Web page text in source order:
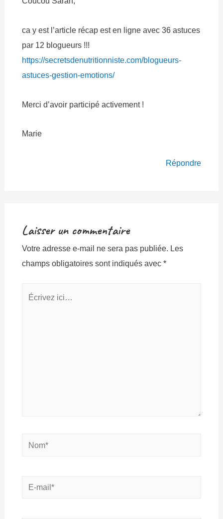
ca y est l’article récap est en ligne avec 36 astuces
par 12 blogueurs !!!
https://secretsdenutritionniste.com/blogueurs-
astuces-gestion-emotions/
Merci d’avoir participé activement !
Marie
Répondre
Laisser un commentaire
Votre adresse e-mail ne sera pas publiée. Les
champs obligatoires sont indiqués avec *
Nom*
E-